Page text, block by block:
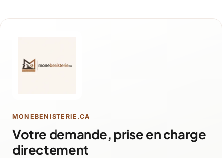
MONEBENISTERIE.CA
Votre demande, prise en charge
directement